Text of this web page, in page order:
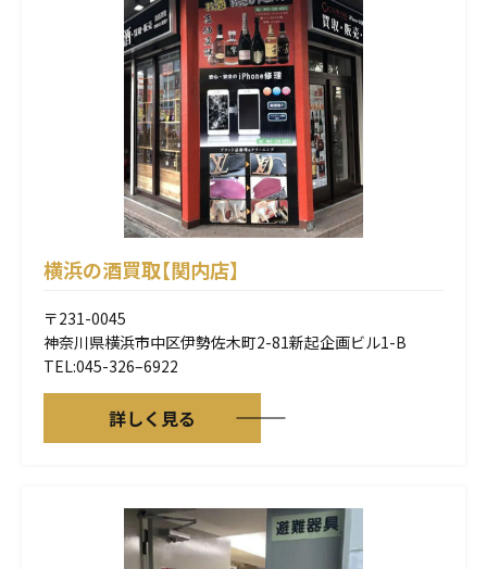
横浜の酒買取【関内店】
〒231-0045
神奈川県横浜市中区伊勢佐木町2-81新起企画ビル1-B
TEL:045-326–6922
詳しく見る